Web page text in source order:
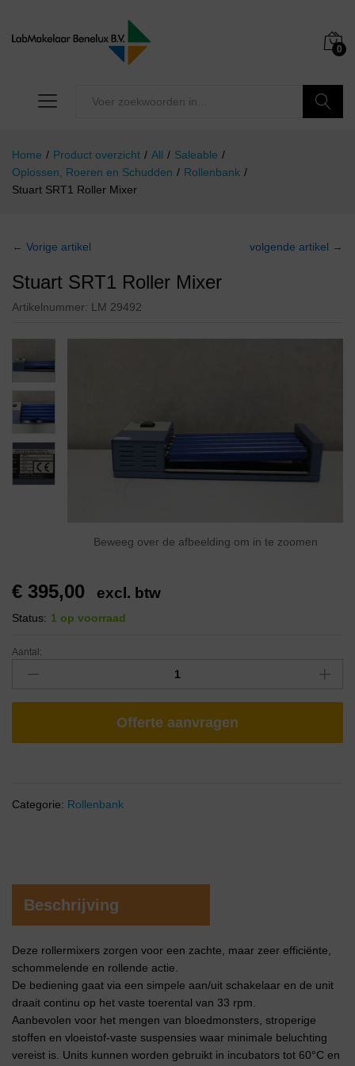
0
Home / Product overzicht / All / Saleable /
Oplossen, Roeren en Schudden / Rollenbank /
Stuart SRT1 Roller Mixer
← Vorige artikel volgende artikel →
Stuart SRT1 Roller Mixer
Artikelnummer: LM 29492
Beweeg over de afbeelding om in te zoomen
€ 395,00 excl. btw
Status: 1 op voorraad
Aantal:
Offerte aanvragen
Categorie: Rollenbank
Beschrijving
Deze rollermixers zorgen voor een zachte, maar zeer efficiënte,
schommelende en rollende actie.
De bediening gaat via een simpele aan/uit schakelaar en de unit
draait continu op het vaste toerental van 33 rpm.
Aanbevolen voor het mengen van bloedmonsters, stroperige
stoffen en vloeistof-vaste suspensies waar minimale beluchting
vereist is. Units kunnen worden gebruikt in incubators tot 60°C en